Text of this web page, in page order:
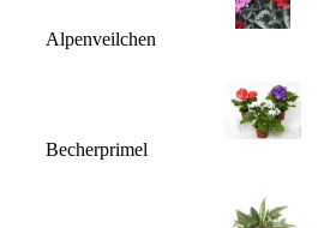
Alpenveilchen
Becherprimel